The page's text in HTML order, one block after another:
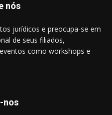
nós
jurídicos e preocupa-se em
de seus filiados,
como workshops e
nos